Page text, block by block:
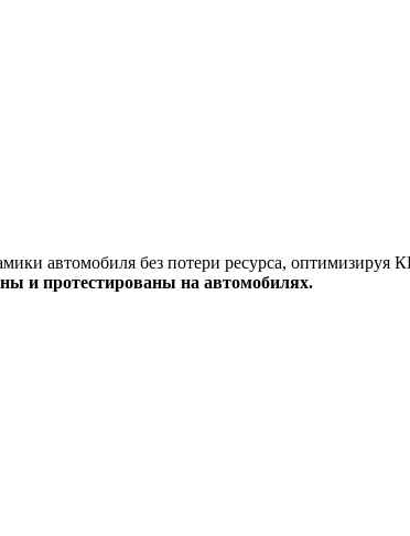
автомобиля без потери ресурса, оптимизируя
и протестированы на автомобилях.